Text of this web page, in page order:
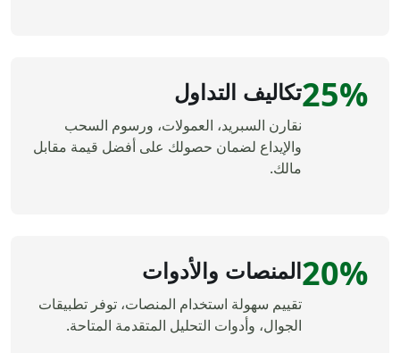
25%تكاليف التداول
نقارن السبريد، العمولات، ورسوم السحب
والإيداع لضمان حصولك على أفضل قيمة مقابل
مالك.
20% المنصات والأدوات
تقييم سهولة استخدام المنصات، توفر تطبيقات
الجوال، وأدوات التحليل المتقدمة المتاحة.